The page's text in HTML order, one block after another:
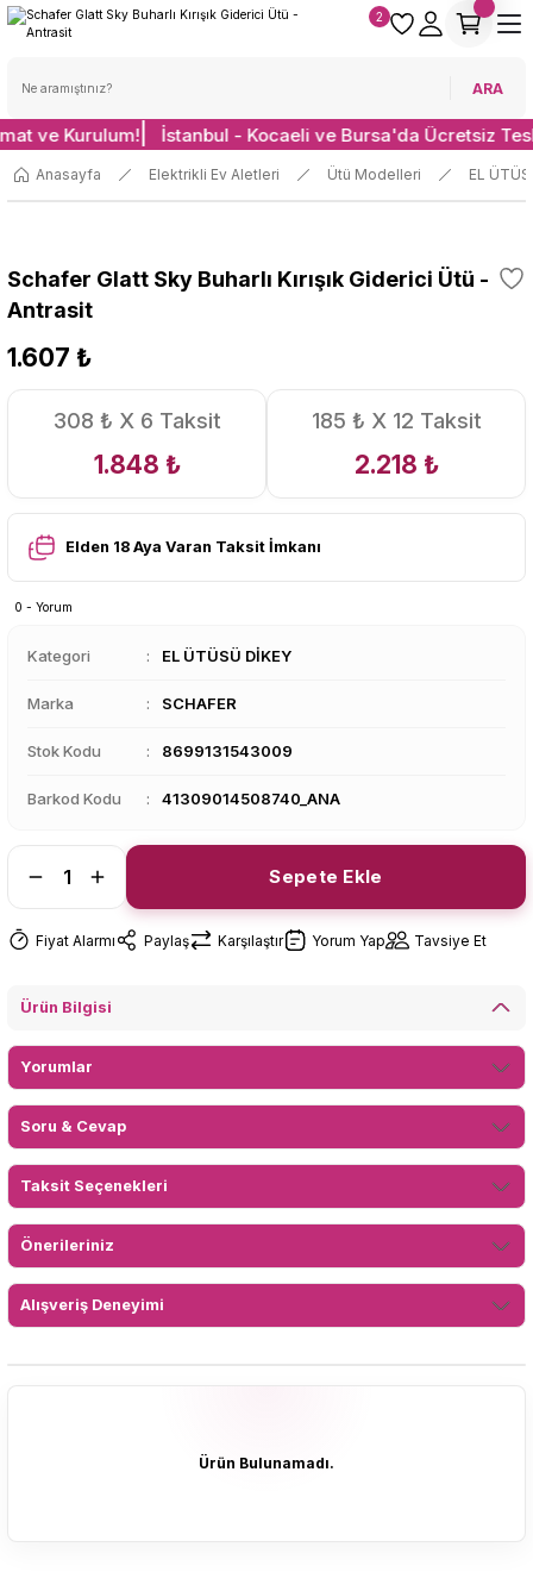
ARA
2
ve Kurulum! İstanbul - Kocaeli ve Bursa'da Ücretsiz
Anasayfa Elektrikli Ev Aletleri Ütü Modelleri EL
Schafer Glatt Sky Buharlı Kırışık Giderici Ütü -
Antrasit
1.607 ₺
308 ₺ X 6 Taksit
1.848 ₺
185 ₺ X 12 Taksit
2.218 ₺
Elden 18 Aya Varan Taksit İmkanı
0 - Yorum
Kategori EL ÜTÜSÜ DİKEY
Marka SCHAFER
Stok Kodu 8699131543009
Barkod Kodu 41309014508740_ANA
Sepete Ekle
Fiyat Alarmı Paylaş Karşılaştır Yorum Yap Tavsiye Et
Ürün Bilgisi
Yorumlar
Soru & Cevap
Taksit Seçenekleri
Önerileriniz
Alışveriş Deneyimi
Ürün Bulunamadı.